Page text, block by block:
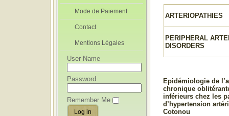
Mode de Paiement
Contact
Mentions Légales
User Name
Password
Remember Me
ARTERIOPATHIES
PERIPHERAL
DISORDERS
Epidémiologie de
chronique
inférieurs chez les
d’hypertension
Cotonou